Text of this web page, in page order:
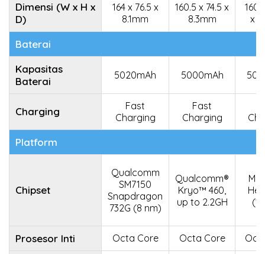
Dimensi (W x H x
D)
164 x 76.5 x
8.1mm
160.5 x 74.5 x
8.3mm
x
Baterai
Kapasitas
Baterai
5020mAh 5000mAh
Charging
Fast
Charging
Fast
Charging
Platform
Chipset
Qualcomm
SM7150
Snapdragon
732G (8 nm)
Qualcomm®
Kryo™ 460,
up to 2.2GH
Prosesor Inti Octa Core Octa Core